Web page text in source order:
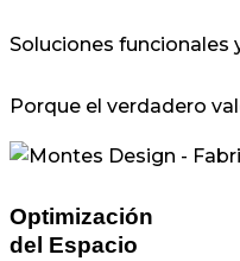
Soluciones funcionales
Porque el verdadero
Optimización
del Espacio